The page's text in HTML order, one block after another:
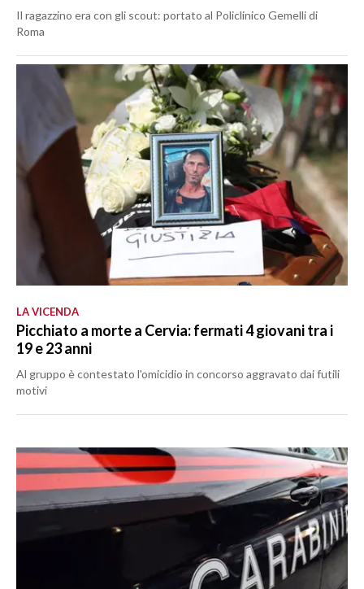
Il ragazzino era con gli scout: portato al Policlinico Gemelli di
Roma
LA VICENDA
Picchiato a morte a Cervia: fermati 4 giovani tra i
19 e 23 anni
Al gruppo è contestato l'omicidio in concorso aggravato dai futili
motivi